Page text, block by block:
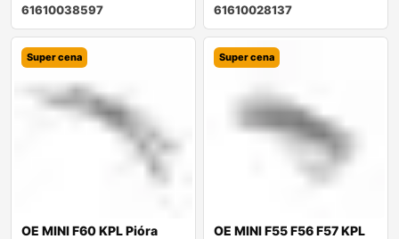
61610038597
61610028137
Super cena
OE MINI F60 KPL Pióra
Super cena
OE MINI F55 F56 F57 KPL